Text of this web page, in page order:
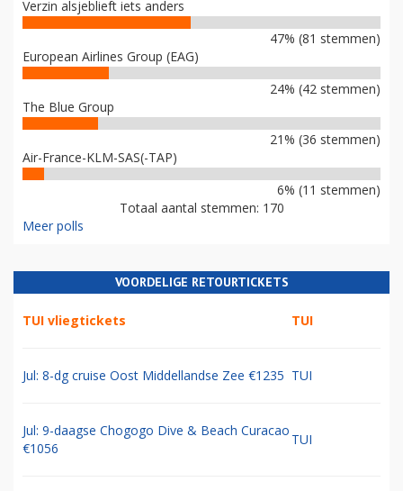
Verzin alsjeblieft iets anders
47% (81 stemmen)
European Airlines Group (EAG)
24% (42 stemmen)
The Blue Group
21% (36 stemmen)
Air-France-KLM-SAS(-TAP)
6% (11 stemmen)
Totaal aantal stemmen: 170
Meer polls
VOORDELIGE RETOURTICKETS
TUI vliegtickets TUI
Jul: 8-dg cruise Oost Middellandse Zee €1235 TUI
Jul: 9-daagse Chogogo Dive & Beach Curacao
€1056
TUI